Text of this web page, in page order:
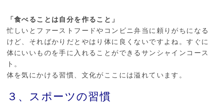
「食べることは自分を作ること」
忙しいとファーストフードやコンビニ弁当に頼りがちになる
けど、そればかりだとやはり体に良くないですよね。すぐに
体にいいものを手に入れることができるサンシャインコース
ト。
体を気にかける習慣、文化がここには溢れています。
３、スポーツの習慣